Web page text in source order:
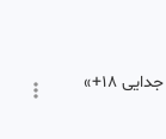
«تریلر فیلم ترسناک جدایی ۱۸+»